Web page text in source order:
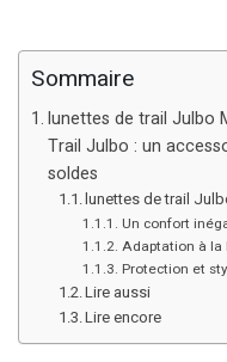
Sommaire
lunettes de trail Julbo
Trail Julbo : un
soldes
lunettes de trail
Un confort
Adaptation à
Protection et
Lire aussi
Lire encore